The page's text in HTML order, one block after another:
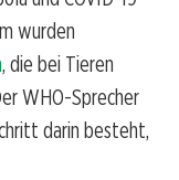
wurden
, die bei Tieren
WHO-Sprecher
darin besteht,